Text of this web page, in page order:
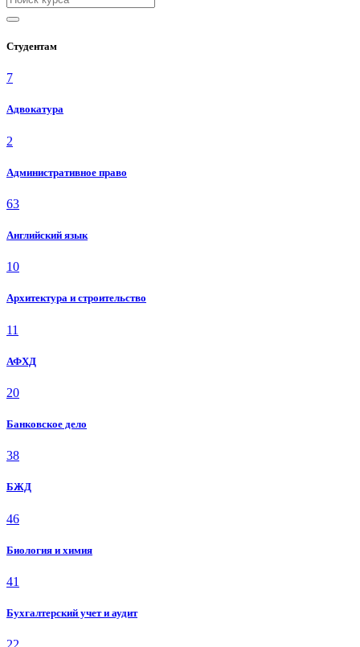
Студентам
7
Адвокатура
2
Административное право
63
Английский язык
10
Архитектура и строительство
11
АФХД
20
Банковское дело
38
БЖД
46
Биология и химия
41
Бухгалтерский учет и аудит